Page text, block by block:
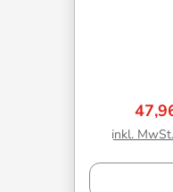
inkl.